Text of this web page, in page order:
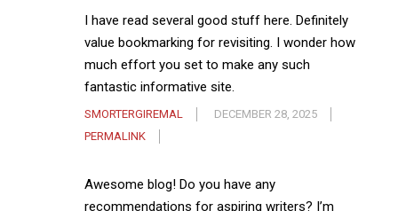
I have read several good stuff here. Definitely
value bookmarking for revisiting. I wonder how
much effort you set to make any such
fantastic informative site.
SMORTERGIREMAL
DECEMBER 28, 2025
PERMALINK
Awesome blog! Do you have any
recommendations for aspiring writers? I’m